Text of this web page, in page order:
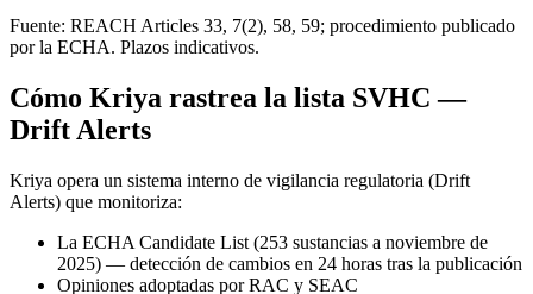
Fuente: REACH Articles 33, 7(2), 58, 59; procedimiento publicado
por la ECHA. Plazos indicativos.
Cómo Kriya rastrea la lista SVHC —
Drift Alerts
Kriya opera un sistema interno de vigilancia regulatoria (Drift
Alerts) que monitoriza:
La ECHA Candidate List (253 sustancias a noviembre de
2025) — detección de cambios en 24 horas tras la publicación
Opiniones adoptadas por RAC y SEAC